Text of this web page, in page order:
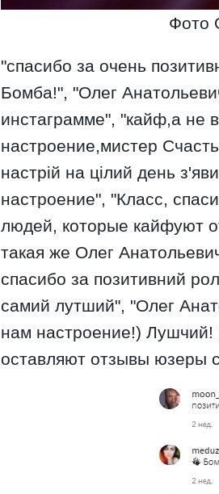
Фото
"спасибо за очень
Бомба!", "Олег
инстаграмме", "кайф,а не
настроение,мистер
настрій на цілий день
настроение", "Класс,
людей, которые кайфуют
такая же Олег
спасибо за позитивний
самий лутший", "Олег
нам настроение!)
оставляют отзывы юзеры